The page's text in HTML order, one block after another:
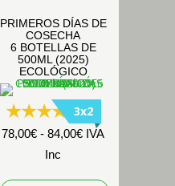
PRIMEROS DÍAS DE
COSECHA
6 BOTELLAS DE
500ML (2025)
ECOLÓGICO
3x2
(70)
78,00€ - 84,00€Rango
IVA
Inc